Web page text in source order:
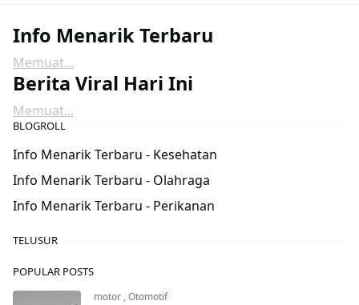
Info Menarik Terbaru
Memuat...
Berita Viral Hari Ini
Memuat...
BLOGROLL
Info Menarik Terbaru - Kesehatan
Info Menarik Terbaru - Olahraga
Info Menarik Terbaru - Perikanan
TELUSUR
POPULAR POSTS
motor ,Otomotif